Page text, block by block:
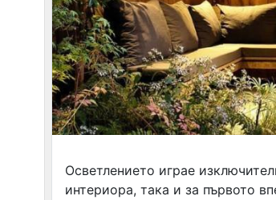
Осветлението играе
интериора, така и за първото